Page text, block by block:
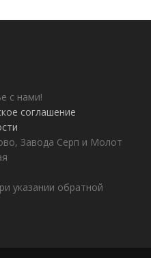
с нами!
соглашение
Завода Серп и Молот
указании обратной